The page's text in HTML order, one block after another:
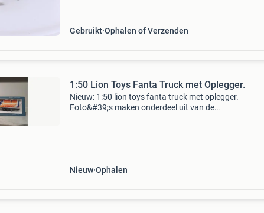
Gebruikt Ophalen of Verzenden
1:50 Lion Toys Fanta Truck met Oplegger.
Nieuw: 1:50 lion toys fanta truck met oplegger.
Foto&#39;s maken onderdeel uit van de
Nieuw Ophalen